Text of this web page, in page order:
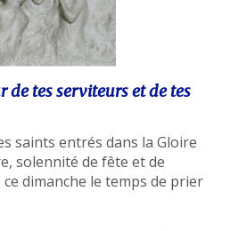
de tes serviteurs et de tes
saints entrés dans la Gloire
solennité de fête et de
dimanche le temps de prier